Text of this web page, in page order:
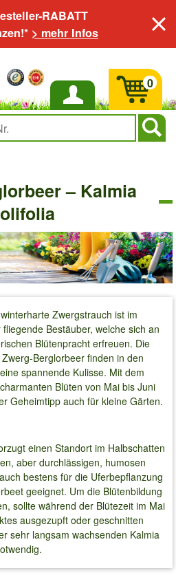
RABATT
> mehr Infos
Anmelden
0
– Kalmia
Zwergstrauch ist im
Bestäuber, welche sich an
Blütenpracht erfreuen. Die
Berglorbeer finden in den
spannende Kulisse. Mit dem
Blüten von Mai bis Juni
Geheimtipp auch für kleine Gärten.
einen Standort im Halbschatten
aber durchlässigen, humosen
bestens für die Uferbepflanzung
geeignet. Um die Blütenbildung
sollte während der Blütezeit im Mai
ausgezupft oder geschnitten
sehr langsam wachsenden Kalmia